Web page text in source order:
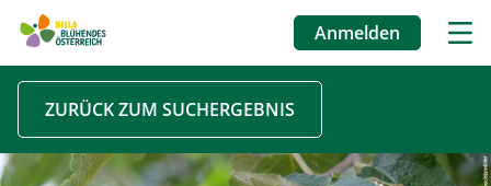
Direkt
zum
Inhalt
Benutzermenü
Anmelden
ZURÜCK ZUM SUCHERGEBNIS
Image